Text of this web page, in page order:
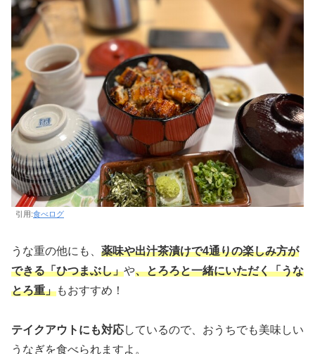
引用:食べログ
うな重の他にも、 薬味や出汁茶漬けで4通りの楽しみ方が
できる「ひつまぶし」や、とろろと一緒にいただく「うな
とろ重」もおすすめ！
テイクアウトにも対応しているので、おうちでも美味しい
うなぎを食べられますよ。